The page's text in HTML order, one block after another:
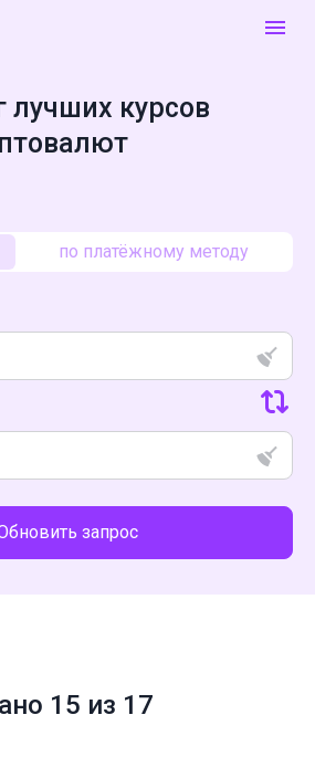
лучших курсов
по платёжному методу
запрос
15 из 17